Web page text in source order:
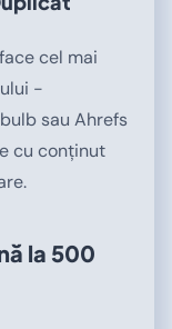
cel mai
-
sau Ahrefs
cu conținut
la 500